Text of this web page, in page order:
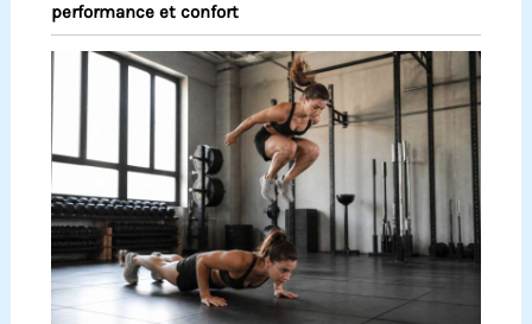
performance et confort